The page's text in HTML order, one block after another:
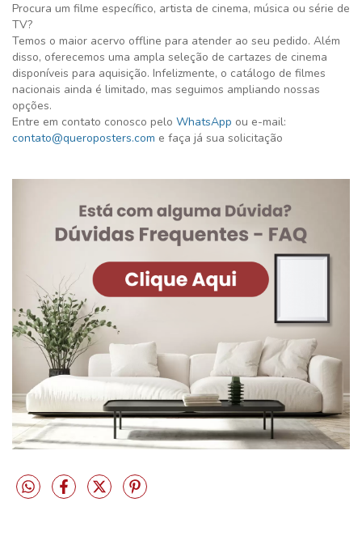
Procura um filme específico, artista de cinema, música ou série de
TV?
Temos o maior acervo offline para atender ao seu pedido. Além
disso, oferecemos uma ampla seleção de cartazes de cinema
disponíveis para aquisição. Infelizmente, o catálogo de filmes
nacionais ainda é limitado, mas seguimos ampliando nossas
opções.
Entre em contato conosco pelo WhatsApp ou e-mail:
contato@queroposters.com e faça já sua solicitação